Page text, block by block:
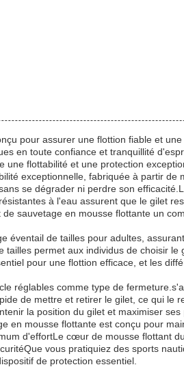
pour assurer une flottion fiable et
en toute confiance et tranquillité
flottabilité et une protection
exceptionnelle, fabriquée à partir de
se dégrader ni perdre son
à l'eau assurent que le gilet
sauvetage en mousse flottante un
éventail de tailles pour adultes,
permet aux individus de choisir
pour une flottion efficace, et les
réglables comme type de
de mettre et retirer le gilet, ce qui le
la position du gilet et maximiser
en mousse flottante est conçu pour
d'effortLe cœur de mousse flottant
vous pratiquiez des sports
de protection essentiel.